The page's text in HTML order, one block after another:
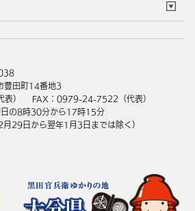
組織案内
豊田町14番地3
）
FAX：0979-24-7522（代表）
日の8時30分から17時15分
月29日から翌年1月3日までは除く）